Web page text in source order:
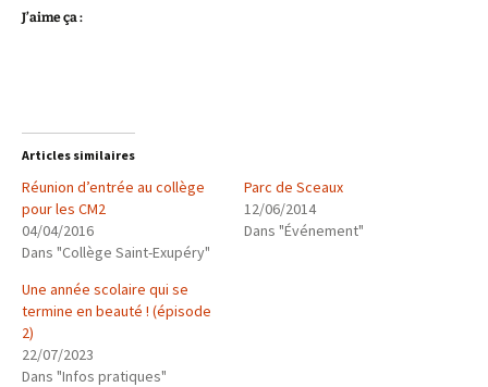
J’aime ça :
Articles similaires
Réunion d’entrée au collège
pour les CM2
04/04/2016
Dans "Collège Saint-Exupéry"
Parc de Sceaux
12/06/2014
Dans "Événement"
Une année scolaire qui se
termine en beauté ! (épisode
2)
22/07/2023
Dans "Infos pratiques"